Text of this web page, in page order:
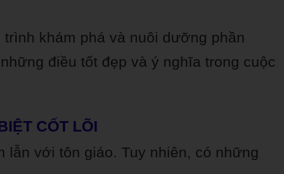
khám phá và nuôi dưỡng phần
điều tốt đẹp và ý nghĩa trong cuộc
CỐT LÕI
lẫn với tôn giáo. Tuy nhiên, có những